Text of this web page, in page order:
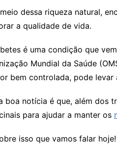
dessa riqueza natural,
a qualidade de vida.
é uma condição que
Mundial da Saúde
bem controlada, pode levar
boa notícia é que, além dos
para ajudar a manter os
isso que vamos falar hoje!